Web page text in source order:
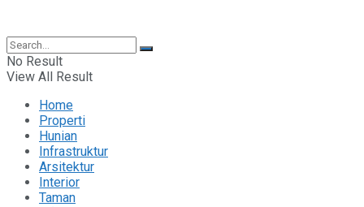
No Result
View All Result
Home
Properti
Hunian
Infrastruktur
Arsitektur
Interior
Taman